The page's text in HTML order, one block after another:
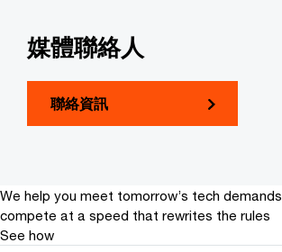
媒體聯絡人
聯絡資訊
We help you meet tomorrow’s tech demands
compete at a speed that rewrites the rules
See how